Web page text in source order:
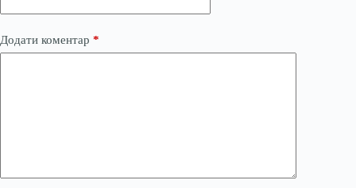
Додати коментар *